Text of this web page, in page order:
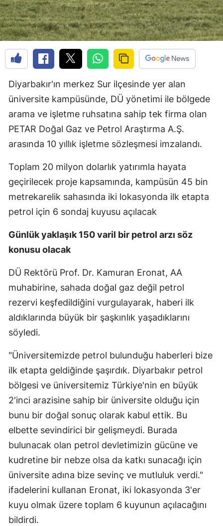
Diyarbakır'ın merkez Sur ilçesinde yer alan
üniversite kampüsünde, DÜ yönetimi ile bölgede
arama ve işletme ruhsatına sahip tek firma olan
PETAR Doğal Gaz ve Petrol Araştırma A.Ş.
arasında 10 yıllık işletme sözleşmesi imzalandı.
Toplam 20 milyon dolarlık yatırımla hayata
geçirilecek proje kapsamında, kampüsün 45 bin
metrekarelik sahasında iki lokasyonda ilk etapta
petrol için 6 sondaj kuyusu açılacak
Günlük yaklaşık 150 varil bir petrol arzı söz
konusu olacak
DÜ Rektörü Prof. Dr. Kamuran Eronat, AA
muhabirine, sahada doğal gaz değil petrol
rezervi keşfedildiğini vurgulayarak, haberi ilk
aldıklarında büyük bir şaşkınlık yaşadıklarını
söyledi.
"Üniversitemizde petrol bulunduğu haberleri bize
ilk etapta geldiğinde şaşırdık. Diyarbakır petrol
bölgesi ve üniversitemiz Türkiye'nin en büyük
2'inci arazisine sahip bir üniversite olduğu için
bunu bir doğal sonuç olarak kabul ettik. Bu
elbette sevindirici bir gelişmeydi. Burada
bulunacak olan petrol devletimizin gücüne ve
kudretine bir nebze olsa da katkı sunacağı için
üniversite adına bize sevinç ve mutluluk verdi."
ifadelerini kullanan Eronat, iki lokasyonda 3'er
kuyu olmak üzere toplam 6 kuyunun açılacağını
bildirdi.